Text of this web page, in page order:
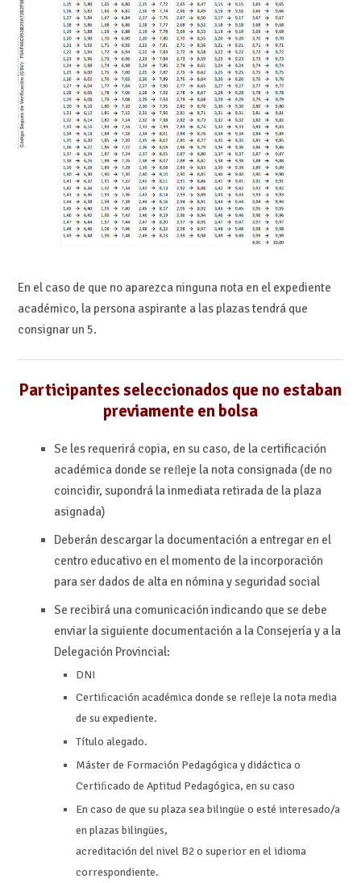
En el caso de que no aparezca ninguna nota en el expediente
académico, la persona aspirante a las plazas tendrá que
consignar un 5.
Participantes seleccionados que no estaban
previamente en bolsa
Se les requerirá copia, en su caso, de la certificación
académica donde se reﬂeje la nota consignada (de no
coincidir, supondrá la inmediata retirada de la plaza
asignada)
Deberán descargar la documentación a entregar en el
centro educativo en el momento de la incorporación
para ser dadosde alta en nómina y seguridad social
Se recibirá una comunicación indicando que se debe
enviarla siguiente documentación a la Consejería y a la
Delegación Provincial:
DNI
Certiﬁcación académica donde se reﬂeje la nota media
de su expediente.
Título alegado.
Máster de Formación Pedagógica y didáctica o
Certiﬁcado de Aptitud Pedagógica, en su caso
En caso de que su plaza sea bilingüe o esté interesado/a
en plazas bilingües,
acreditación del nivel B2 o superior en el idioma
correspondiente.